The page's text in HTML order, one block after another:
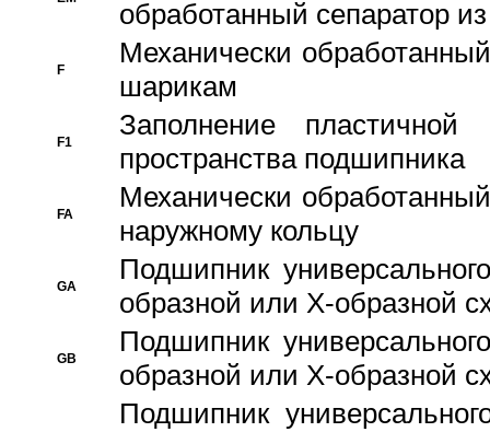
обработанный сепаратор
F
Механически
шарикам
F1
Заполнение
пространства подшипника
FA
Механически
наружному кольцу
GA
Подшипник
образной или Х-образной
GB
Подшипник
образной или Х-образной
Подшипник